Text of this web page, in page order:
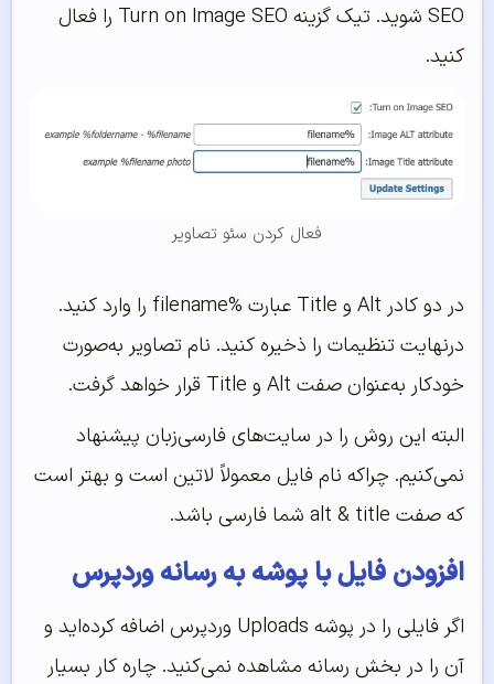
SEO شوید. تیک گزینه Turn on Image SEO را فعال
کنید.
فعال کردن سئو تصاویر
در دو کادر Alt و Title عبارت %filename را وارد کنید.
درنهایت تنظیمات را ذخیره کنید. نام تصاویر به‌صورت
خودکار به‌عنوان صفت Alt و Title قرار خواهد گرفت.
البته این روش را در سایت‌های فارسی‌زبان پیشنهاد
نمی‌کنیم. چراکه نام فایل معمولاً لاتین است و بهتر است
که صفت alt & title شما فارسی باشد.
افزودن فایل با پوشه به رسانه وردپرس
اگر فایلی را در پوشه Uploads وردپرس اضافه کرده‌اید و
آن را در بخش رسانه مشاهده نمی‌کنید. چاره کار بسیار